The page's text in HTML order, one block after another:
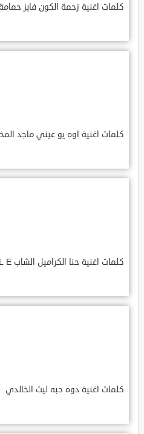
كلمات اغنية زحمة الكون فايز
كلمات اغنية اوه يو عيني ماجد
كلمات اغنية حنا الكراميل الشاب E L L E
كلمات اغنية دوه حبه ليث الخالدي